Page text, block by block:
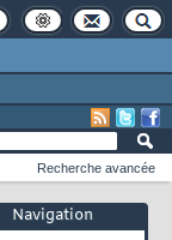
Navigation
Recherche avancée